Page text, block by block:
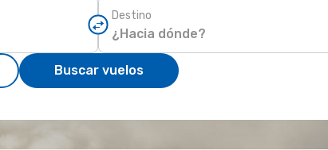
Destino
Buscar vuelos